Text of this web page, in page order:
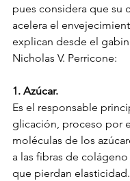
pues considera que su
acelera el
explican desde el
Nicholas V. Perricone:
1. Azúcar.
Es el responsable
glicación, proceso por
moléculas de los
a las fibras de
que pierdan elasticidad.